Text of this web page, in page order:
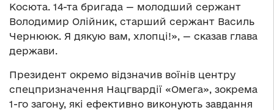
Косюта. 14-та бригада — молодший сержант
Володимир Олійник, старший сержант Василь
Чернююк. Я дякую вам, хлопці!», — сказав глава
держави.
Президент окремо відзначив воїнів центру
спецпризначення Нацгвардії «Омега», зокрема
1-го загону, які ефективно виконують завдання